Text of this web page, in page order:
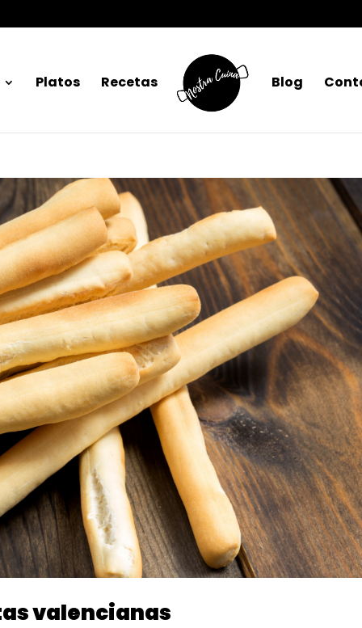
Platos Recetas Blog
valencianas